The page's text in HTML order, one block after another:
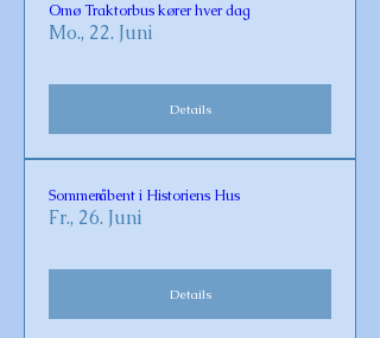
Omø Traktorbus kører hver dag
Mo., 22. Juni
Details
Sommeråbent i Historiens Hus
Fr., 26. Juni
Details